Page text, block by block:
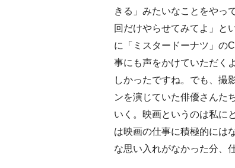
きる」みたいなことをやっ
回だけやらせてみてよ」と
に「ミスタードーナツ」の
事にも声をかけていただく
しかったですね。でも、撮
ンを演じていた俳優さんた
いく。映画というのは私に
は映画の仕事に積極的には
な思い入れがなかった分、